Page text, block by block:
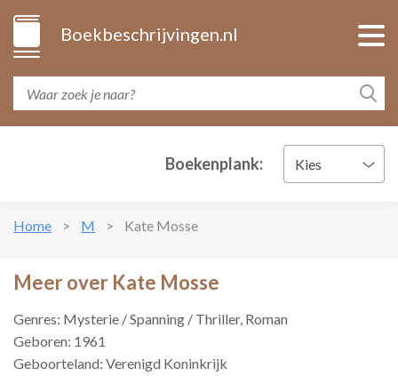
Boekbeschrijvingen.nl
Boekenplank: Kies
Home M Kate Mosse
Meer over Kate Mosse
Genres: Mysterie / Spanning / Thriller, Roman
Geboren: 1961
Geboorteland: Verenigd Koninkrijk